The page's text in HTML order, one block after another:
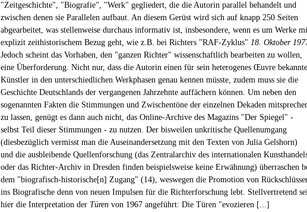
"Zeitgeschichte", "Biografie", "Werk" gegliedert, die die Autorin parallel behandelt und
zwischen denen sie Parallelen aufbaut. An diesem Gerüst wird sich auf knapp 250 Seiten
abgearbeitet, was stellenweise durchaus informativ ist, insbesondere, wenn es um Werke
explizit zeithistorischem Bezug geht, wie z.B. bei Richters "RAF-Zyklus" 18. Oktober
Jedoch scheint das Vorhaben, den "ganzen Richter" wissenschaftlich bearbeiten zu wollen,
eine Überforderung. Nicht nur, dass die Autorin einen für sein heterogenes Œuvre
Künstler in den unterschiedlichen Werkphasen genau kennen müsste, zudem muss sie die
Geschichte Deutschlands der vergangenen Jahrzehnte auffächern können. Um neben den
sogenannten Fakten die Stimmungen und Zwischentöne der einzelnen Dekaden
zu lassen, genügt es dann auch nicht, das Online-Archive des Magazins "Der Spiegel" -
selbst Teil dieser Stimmungen - zu nutzen. Der bisweilen unkritische Quellenumgang
(diesbezüglich vermisst man die Auseinandersetzung mit den Texten von Julia Gelshorn)
und die ausbleibende Quellenforschung (das Zentralarchiv des internationalen
oder das Richter-Archiv in Dresden finden beispielsweise keine Erwähnung) überraschen
dem "biografisch-historische[n] Zugang" (14), weswegen die Promotion von
ins Biografische denn von neuen Impulsen für die Richterforschung lebt. Stellvertretend
hier die Interpretation der Türen von 1967 angeführt: Die Türen "evozieren [...]